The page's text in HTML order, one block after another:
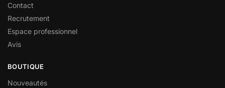
Contact
Recrutement
Espace professionnel
Avis
BOUTIQUE
Nouveautés